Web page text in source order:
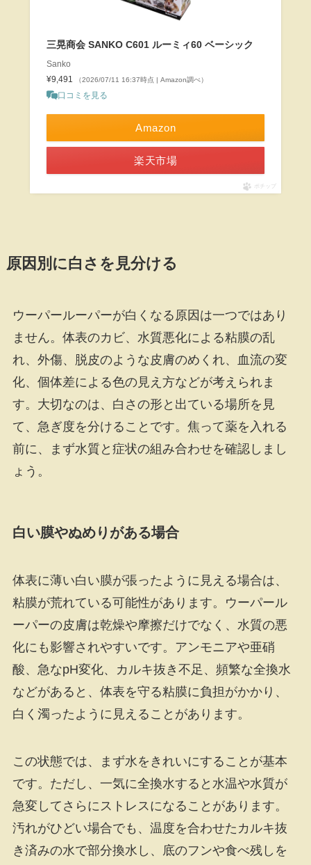
三晃商会 SANKO C601 ルーミィ60 ベーシック
Sanko
¥9,491
（2026/07/11 16:37時点 | Amazon調べ）
口コミを見る
Amazon
楽天市場
ポチップ
原因別に白さを見分ける
ウーパールーパーが白くなる原因は一つではあり
ません。体表のカビ、水質悪化による粘膜の乱
れ、外傷、脱皮のような皮膚のめくれ、血流の変
化、個体差による色の見え方などが考えられま
す。大切なのは、白さの形と出ている場所を見
て、急ぎ度を分けることです。焦って薬を入れる
前に、まず水質と症状の組み合わせを確認しまし
ょう。
白い膜やぬめりがある場合
体表に薄い白い膜が張ったように見える場合は、
粘膜が荒れている可能性があります。ウーパール
ーパーの皮膚は乾燥や摩擦だけでなく、水質の悪
化にも影響されやすいです。アンモニアや亜硝
酸、急なpH変化、カルキ抜き不足、頻繁な全換水
などがあると、体表を守る粘膜に負担がかかり、
白く濁ったように見えることがあります。
この状態では、まず水をきれいにすることが基本
です。ただし、一気に全換水すると水温や水質が
急変してさらにストレスになることがあります。
汚れがひどい場合でも、温度を合わせたカルキ抜
き済みの水で部分換水し、底のフンや食べ残しを